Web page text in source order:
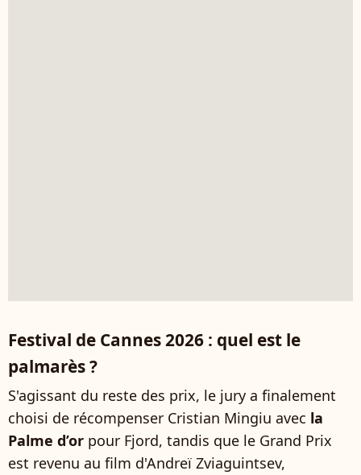
Festival de Cannes 2026 : quel est le
palmarès ?
S'agissant du reste des prix, le jury a finalement
choisi de récompenser Cristian Mingiu avec la
Palme d’or pour Fjord, tandis que le Grand Prix
est revenu au film d'Andreï Zviaguintsev,